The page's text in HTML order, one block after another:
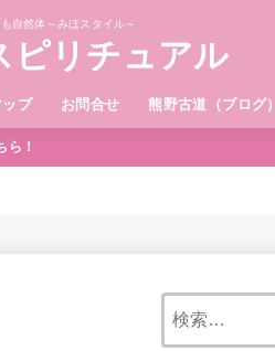
自然体～みほスタイル～
ピリチュアル
プ お問合せ 熊野古道（ブログ）
ら！